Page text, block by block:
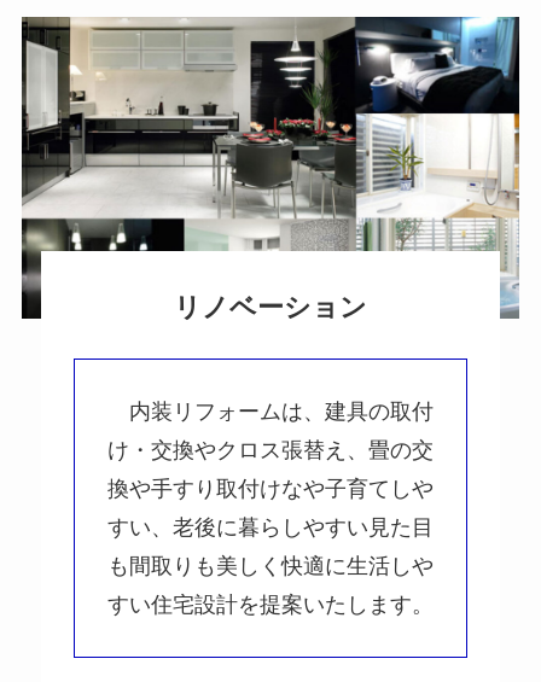
リノベーション
内装リフォームは、建具の取付
け・交換やクロス張替え、畳の交
換や手すり取付けなや子育てしや
すい、老後に暮らしやすい見た目
も間取りも美しく快適に生活しや
すい住宅設計を提案いたします。